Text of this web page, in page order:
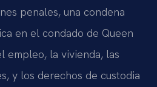
penales, una condena
en el condado de Queen
empleo, la vivienda, las
y los derechos de custodia